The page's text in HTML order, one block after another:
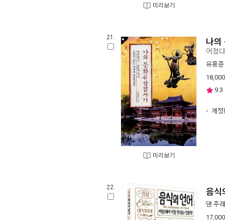
미리보기
21.
미리보기
나의
어졌
유홍준
18,000
9.3
개정
22. 음식
댄 주
17,000